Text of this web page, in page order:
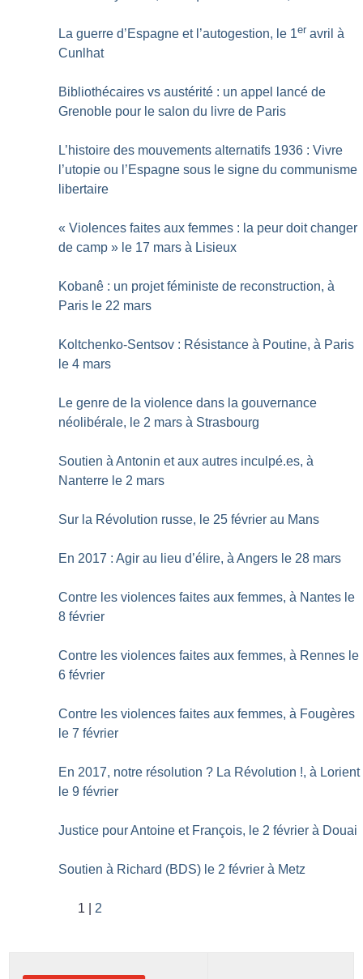
La guerre d’Espagne et l’autogestion, le 1er avril à
Cunlhat
Bibliothécaires vs austérité : un appel lancé de
Grenoble pour le salon du livre de Paris
L’histoire des mouvements alternatifs 1936 : Vivre
l’utopie ou l’Espagne sous le signe du communisme
libertaire
« Violences faites aux femmes : la peur doit changer
de camp » le 17 mars à Lisieux
Kobanê : un projet féministe de reconstruction, à
Paris le 22 mars
Koltchenko-Sentsov : Résistance à Poutine, à Paris
le 4 mars
Le genre de la violence dans la gouvernance
néolibérale, le 2 mars à Strasbourg
Soutien à Antonin et aux autres inculpé.es, à
Nanterre le 2 mars
Sur la Révolution russe, le 25 février au Mans
En 2017 : Agir au lieu d’élire, à Angers le 28 mars
Contre les violences faites aux femmes, à Nantes le
8 février
Contre les violences faites aux femmes, à Rennes le
6 février
Contre les violences faites aux femmes, à Fougères
le 7 février
En 2017, notre résolution ? La Révolution !, à Lorient
le 9 février
Justice pour Antoine et François, le 2 février à Douai
Soutien à Richard (BDS) le 2 février à Metz
1 2